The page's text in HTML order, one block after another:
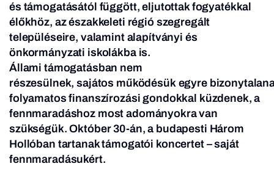
és támogatásától függött, eljutottak fogyatékkal
élőkhöz, az északkeleti régió szegregált
településeire, valamint alapítványi és
önkormányzati iskolákba is.
Állami támogatásban nem
részesülnek, sajátos működésük egyre
folyamatos finanszírozási gondokkal küzdenek, a
fennmaradáshoz most adományokra van
szükségük. Október 30-án, a budapesti Három
Hollóban tartanak támogatói koncertet – saját
fennmaradásukért.